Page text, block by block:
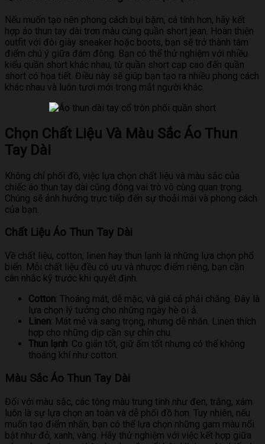
Nếu muốn tạo nên phong cách bụi bặm, cá tính hơn, hãy kết
hợp áo thun tay dài trơn màu cùng quần short jean. Hoàn thiện
outfit với đôi giày sneaker hoặc boots, bạn sẽ trở thành tâm
điểm chú ý giữa đám đông. Bạn có thể thử nghiệm với nhiều
kiểu quần short khác nhau, từ quần short cạp cao đến quần
short có họa tiết. Điều này sẽ giúp bạn tạo ra nhiều phong cách
khác nhau và luôn tươi mới trong mắt người khác.
Chọn Chất Liệu Và Màu Sắc Áo Thun
Tay Dài
Không chỉ phối đồ, việc lựa chọn chất liệu và màu sắc của
chiếc áo thun tay dài cũng đóng vai trò vô cùng quan trọng.
Chúng sẽ ảnh hưởng trực tiếp đến sự thoải mái và phong cách
của bạn.
Chất Liệu Áo Thun Tay Dài
Về chất liệu, cotton, linen hay thun lạnh là những lựa chọn phổ
biến. Mỗi chất liệu đều có ưu và nhược điểm riêng, bạn cần
cân nhắc kỹ trước khi quyết định.
Cotton: Thoáng mát, dễ mặc, và giá cả phải chăng. Đây là
lựa chọn lý tưởng cho những ngày hè oi ả.
Linen: Mát mẻ và sang trọng, nhưng dễ nhăn. Linen thích
hợp cho những dịp cần sự chỉn chu.
Thun lạnh: Co giãn tốt, giữ ấm tốt nhưng có thể không
thoáng khí như cotton.
Màu Sắc Áo Thun Tay Dài
Đối với màu sắc, các tông màu trung tính như đen, trắng, xám
luôn là sự lựa chọn an toàn và dễ phối đồ hơn. Tuy nhiên, nếu
muốn tạo điểm nhấn, bạn có thể lựa chọn những gam màu nổi
bật như đỏ, xanh, vàng. Hãy thử nghiệm với việc kết hợp giữa